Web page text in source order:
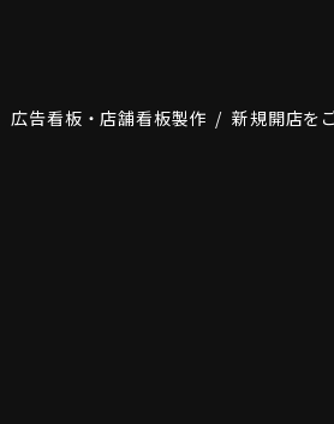
広告看板・店舗看板製作 新規開店を